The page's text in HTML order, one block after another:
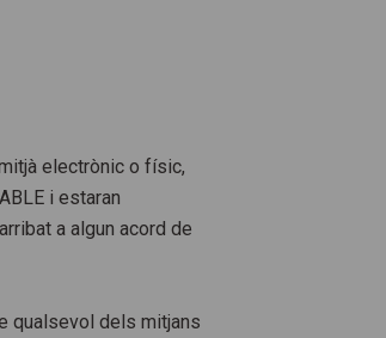
electrònic o físic,
i estaran
a algun acord de
qualsevol dels mitjans